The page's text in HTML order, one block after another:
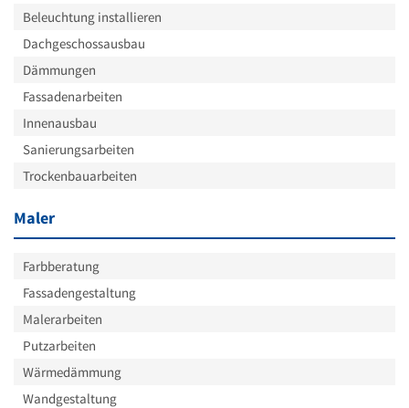
Beleuchtung installieren
Dachgeschossausbau
Dämmungen
Fassadenarbeiten
Innenausbau
Sanierungsarbeiten
Trockenbauarbeiten
Maler
Farbberatung
Fassadengestaltung
Malerarbeiten
Putzarbeiten
Wärmedämmung
Wandgestaltung